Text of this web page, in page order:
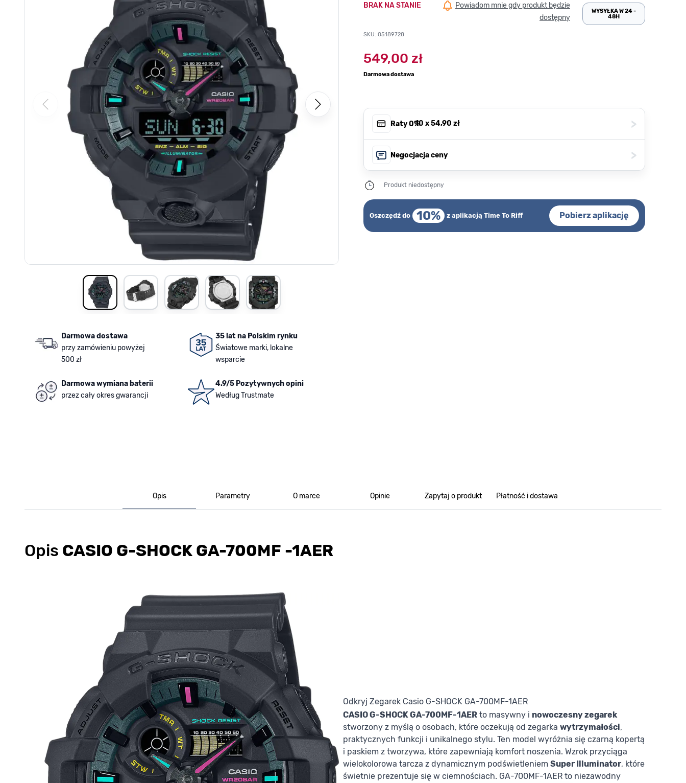
View larger imageView larger imageView larger imageView larger imageView larger image
Darmowa dostawa
przy zamówieniu powyżej
500 zł
35 lat na Polskim rynku
Światowe marki, lokalne
wsparcie
Darmowa wymiana baterii
przez cały okres gwarancji
4.9/5 Pozytywnych opini
Według Trustmate
BRAK NA STANIE
Powiadom mnie gdy produkt będzie
dostępny
SKU: 05189728
WYSYŁKA W 24 -
48H
549,00 zł
Darmowa dostawa
Raty 0%, 10 x54,90 zł >
Negocjacja ceny >
Produkt niedostępny
Oszczędź do 10% z aplikacją Time To Riff Pobierz aplikację
Opis Parametry O marce Opinie Zapytaj o produkt Płatność i dostawa
Opis CASIO G-SHOCK GA-700MF -1AER
Odkryj Zegarek Casio G-SHOCK GA-700MF-1AER
CASIO G-SHOCK GA-700MF-1AER to masywny i nowoczesny zegarek
stworzony z myślą o osobach, które oczekują od zegarka wytrzymałości,
praktycznych funkcji i unikalnego stylu. Ten model wyróżnia się czarną kopertą
i paskiem z tworzywa, które zapewniają komfort noszenia. Wzrok przyciąga
wielokolorowa tarcza z dynamicznym podświetleniem Super Illuminator, które
świetnie prezentuje się w ciemnościach. GA-700MF-1AER to niezawodny